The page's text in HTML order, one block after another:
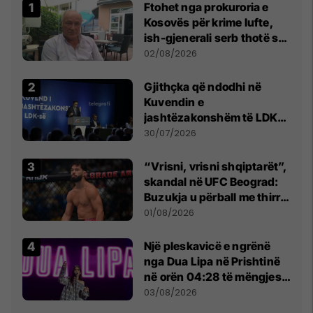
Ftohet nga prokuroria e
Kosovës për krime lufte,
ish-gjenerali serb thotë se
dikush e tradhtoi në
02/08/2026
Gjithçka që ndodhi në
Kuvendin e
jashtëzakonshëm të LDK-
së
30/07/2026
“Vrisni, vrisni shqiptarët”,
skandal në UFC Beograd:
Buzukja u përball me thirrje
anti-shqiptare nga
01/08/2026
Një pleskavicë e ngrënë
nga Dua Lipa në Prishtinë
në orën 04:28 të mëngjesit
- dhe bota digjitale serbe
03/08/2026